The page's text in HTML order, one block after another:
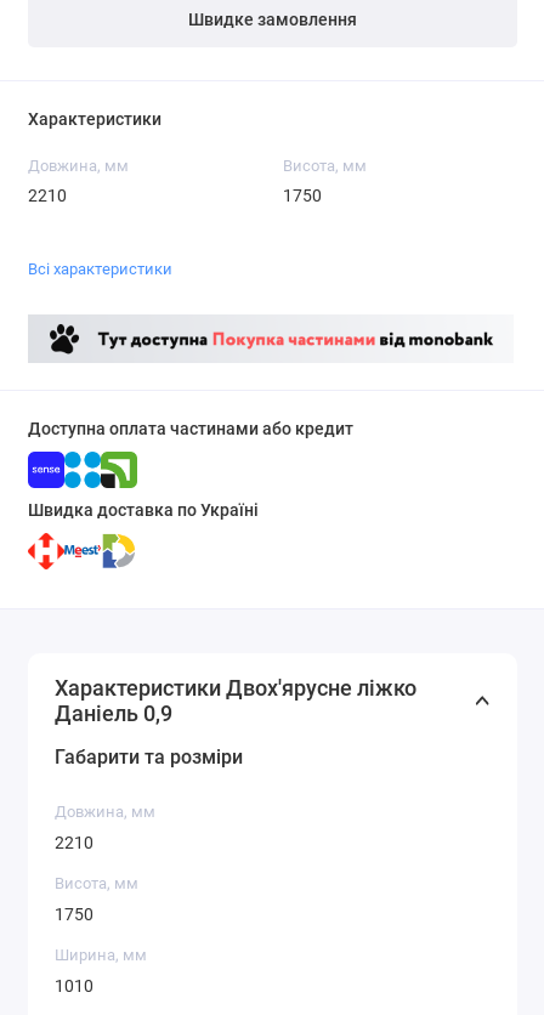
Швидке замовлення
Характеристики
Довжина, мм
2210
Висота, мм
1750
Всі характеристики
Доступна оплата частинами або кредит
Швидка доставка по Україні
Характеристики Двох'ярусне ліжко
Даніель 0,9
Габарити та розміри
Довжина, мм
2210
Висота, мм
1750
Ширина, мм
1010